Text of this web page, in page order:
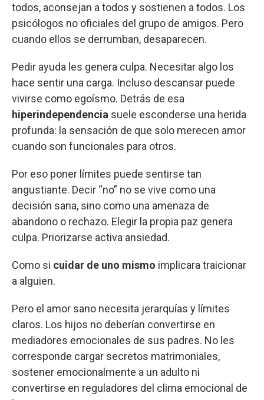
todos, aconsejan a todos y sostienen a todos. Los
psicólogos no oficiales del grupo de amigos. Pero
cuando ellos se derrumban, desaparecen.
Pedir ayuda les genera culpa. Necesitar algo los
hace sentir una carga. Incluso descansar puede
vivirse como egoísmo. Detrás de esa
hiperindependencia suele esconderse una herida
profunda: la sensación de que solo merecen amor
cuando son funcionales para otros.
Por eso poner límites puede sentirse tan
angustiante. Decir “no” no se vive como una
decisión sana, sino como una amenaza de
abandono o rechazo. Elegir la propia paz genera
culpa. Priorizarse activa ansiedad.
Como si cuidar de uno mismo implicara traicionar
a alguien.
Pero el amor sano necesita jerarquías y límites
claros. Los hijos no deberían convertirse en
mediadores emocionales de sus padres. No les
corresponde cargar secretos matrimoniales,
sostener emocionalmente a un adulto ni
convertirse en reguladores del clima emocional de